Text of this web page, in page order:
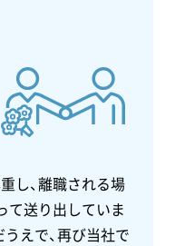
し、離職される場
て送り出していま
えで、再び当社で